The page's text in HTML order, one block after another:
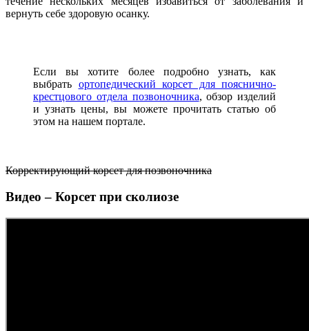
вернуть себе здоровую осанку.
Если вы хотите более подробно узнать, как
выбрать ортопедический корсет для пояснично-
крестцового отдела позвоночника, обзор изделий
и узнать цены, вы можете прочитать статью об
этом на нашем портале.
Корректирующий корсет для позвоночника
Видео – Корсет при сколиозе